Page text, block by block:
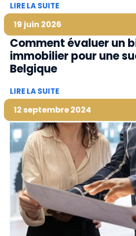
LIRE LA SUITE
19 juin 2026
Comment évaluer un
immobilier pour une
Belgique
LIRE LA SUITE
12 septembre 2024